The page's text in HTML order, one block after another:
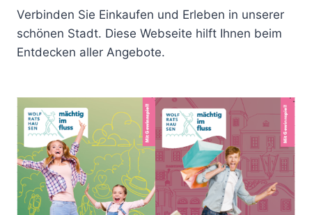
Verbinden Sie Einkaufen und Erleben in unserer
schönen Stadt. Diese Webseite hilft Ihnen beim
Entdecken aller Angebote.